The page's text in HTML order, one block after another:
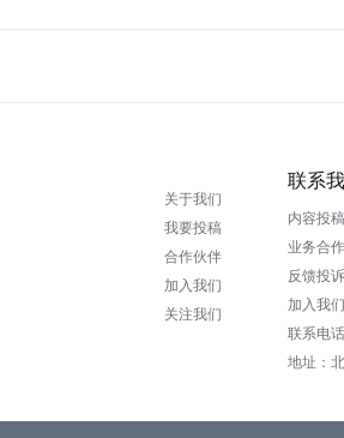
关于我们
我要投稿
合作伙伴
加入我们
关注我们
联系
内容投
业务合
反馈投
加入我
联系电
地址：